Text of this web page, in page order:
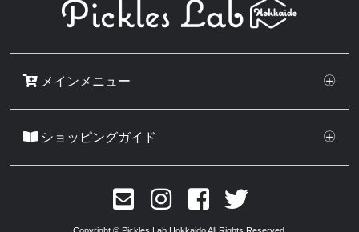
メインメニュー
Pickles Lab Hokkaidoについて
商品一覧
ショッピングガイド
特定商取引法に基づく表記
個人情報保護方針